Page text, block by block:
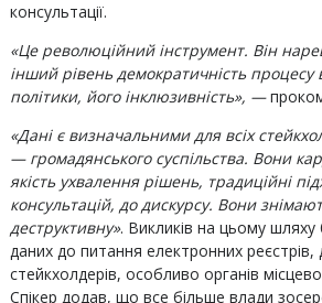
консультації.
«Це революційний інструмент. Він
інший рівень демократичність
політики, його інклюзивність», —
«Дані є визначальними для всіх
— громадянського суспільства. Вони
якість ухвалення рішень, традиційні
консультацій, до дискурсу. Вони
деструктивну». Викликів на цьому шляху
даних до питання електронних реєстрів,
стейкхолдерів, особливо органів
Спікер додав, що все більше влади